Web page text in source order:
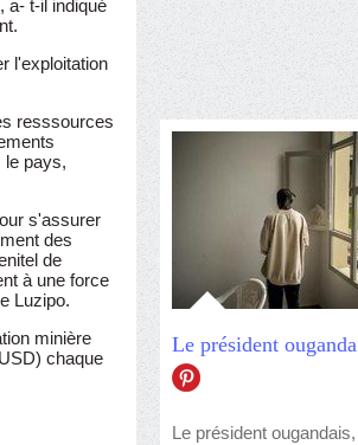
a- t-il indiqué
l'exploitation
resssources
le pays,
s'assurer
des
de
à une force
Luzipo.
minière
chaque
Le président ouganda
Le président ougandais,